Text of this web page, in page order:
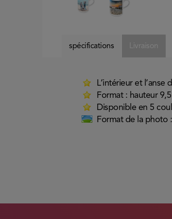
spécifications Livraison
L’intérieur et
Format : hauteur
Disponible en 5
Format de la photo